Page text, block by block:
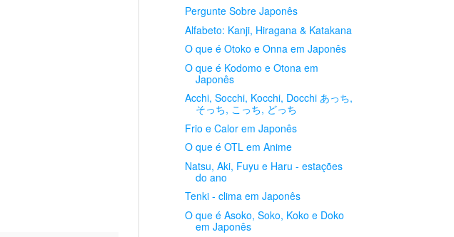
Pergunte Sobre Japonês
Alfabeto: Kanji, Hiragana & Katakana
O que é Otoko e Onna em Japonês
O que é Kodomo e Otona em
Japonês
Acchi, Socchi, Kocchi, Docchi あっち,
そっち, こっち, どっち
Frio e Calor em Japonês
O que é OTL em Anime
Natsu, Aki, Fuyu e Haru - estações
do ano
Tenki - clima em Japonês
O que é Asoko, Soko, Koko e Doko
em Japonês